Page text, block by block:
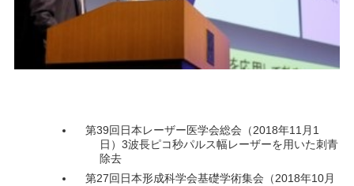
第39回日本レーザー医学会総会（2018年11月1
日）3波長ピコ秒パルス幅レーザーを用いた刺青
除去
第27回日本形成科学会基礎学術集会（2018年10月